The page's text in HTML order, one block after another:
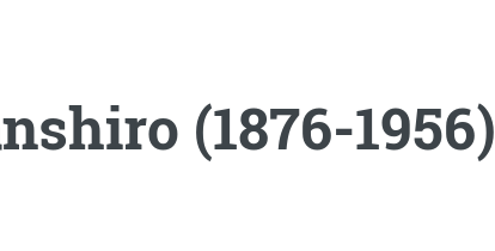
(1876-1956)